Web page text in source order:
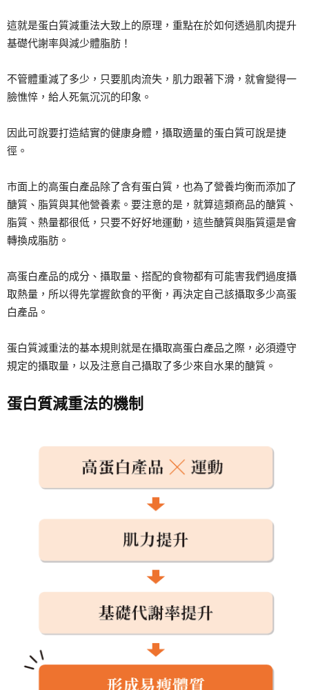
這就是蛋白質減重法大致上的原理，重點在於如何透過肌肉提升
基礎代謝率與減少體脂肪！
不管體重減了多少，只要肌肉流失，肌力跟著下滑，就會變得一
臉憔悴，給人死氣沉沉的印象。
因此可說要打造結實的健康身體，攝取適量的蛋白質可說是捷
徑。
市面上的高蛋白產品除了含有蛋白質，也為了營養均衡而添加了
醣質、脂質與其他營養素。要注意的是，就算這類商品的醣質、
脂質、熱量都很低，只要不好好地運動，這些醣質與脂質還是會
轉換成脂肪。
高蛋白產品的成分、攝取量、搭配的食物都有可能害我們過度攝
取熱量，所以得先掌握飲食的平衡，再決定自己該攝取多少高蛋
白產品。
蛋白質減重法的基本規則就是在攝取高蛋白產品之際，必須遵守
規定的攝取量，以及注意自己攝取了多少來自水果的醣質。
蛋白質減重法的機制